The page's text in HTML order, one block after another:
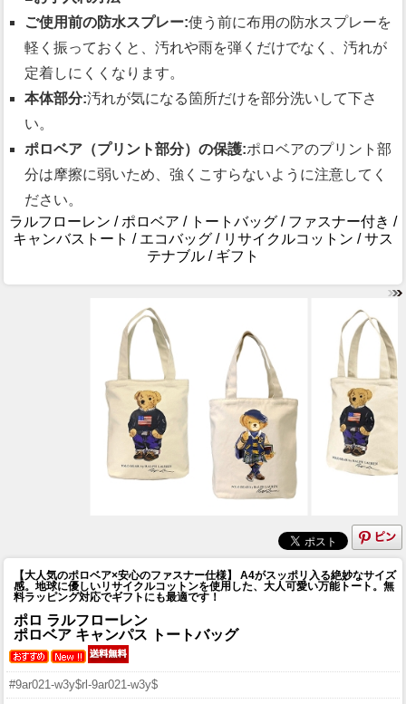
ご使用前の防水スプレー:使う前に布用の防水スプレーを
軽く振っておくと、汚れや雨を弾くだけでなく、汚れが
定着しにくくなります。
本体部分:汚れが気になる箇所だけを部分洗いして下さ
い。
ポロベア（プリント部分）の保護:ポロベアのプリント部
分は摩擦に弱いため、強くこすらないように注意してく
ださい。
ラルフローレン / ポロベア / トートバッグ / ファスナー付き /
キャンバストート / エコバッグ / リサイクルコットン / サス
テナブル / ギフト
【大人気のポロベア×安心のファスナー仕様】 A4がスッポリ入る絶妙なサイズ
感。地球に優しいリサイクルコットンを使用した、大人可愛い万能トート。無
料ラッピング対応でギフトにも最適です！
ポロ ラルフローレン
ポロベア キャンパス トートバッグ
#9ar021-w3y$rl-9ar021-w3y$